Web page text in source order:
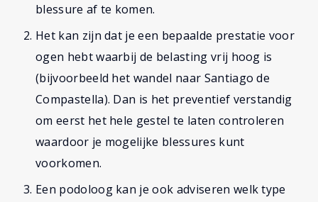
blessure af te komen.
Het kan zijn dat je een bepaalde prestatie voor
ogen hebt waarbij de belasting vrij hoog is
(bijvoorbeeld het wandel naar Santiago de
Compastella). Dan is het preventief verstandig
om eerst het hele gestel te laten controleren
waardoor je mogelijke blessures kunt
voorkomen.
Een podoloog kan je ook adviseren welk type